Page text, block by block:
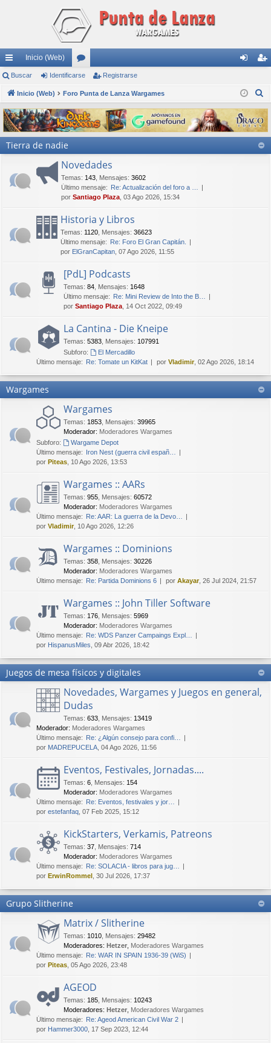
nl
ac
es
rá
pi
Inicio (Web)
or
os nti
fic
ar
ist
ra
rs
e
Buscar Identificarse Registrarse
Inicio (Web) Foro Punta de Lanza Wargames
s
c
Tierra de nadie
Novedades
Temas: 143 Mensajes: 3602
Último mensaje: Re: Actualización del foro a …
por Santiago Plaza , 03 Ago 2026, 15:34
Historia y Libros
Temas: 1120 Mensajes: 36623
Último mensaje: Re: Foro El Gran Capitán.
por ElGranCapitan , 07 Ago 2026, 11:55
[PdL] Podcasts
Temas: 84 Mensajes: 1648
Último mensaje: Re: Mini Review de Into the B…
por Santiago Plaza , 14 Oct 2022, 09:49
La Cantina - Die Kneipe
Temas: 5383 Mensajes: 107991
Subforo:
El Mercadillo
Último mensaje: Re: Tomate un KitKat por Vladimir, 02 Ago 2026, 18:14
Wargames
Wargames
Temas: 1853 Mensajes: 39965
Moderador: Moderadores Wargames
Subforo:
Wargame Depot
Último mensaje: Iron Nest (guerra civil españ…
por Piteas , 10 Ago 2026, 13:53
Wargames :: AARs
Temas: 955 Mensajes: 60572
Moderador: Moderadores Wargames
Último mensaje: Re: AAR: La guerra de la Devo…
por Vladimir, 10 Ago 2026, 12:26
Wargames :: Dominions
Temas: 358 Mensajes: 30226
Moderador: Moderadores Wargames
Último mensaje: Re: Partida Dominions 6 por Akayar, 26 Jul 2024, 21:57
Wargames :: John Tiller Software
Temas: 176 Mensajes: 5969
Moderador: Moderadores Wargames
Último mensaje: Re: WDS Panzer Campaings Expl…
por HispanusMiles , 09 Abr 2026, 18:42
Juegos de mesa físicos y digitales
Novedades, Wargames y Juegos en general,
Dudas
Temas: 633 Mensajes: 13419
Moderador: Moderadores Wargames
Último mensaje: Re: ¿Algún consejo para confi…
por MADREPUCELA , 04 Ago 2026, 11:56
Eventos, Festivales, Jornadas....
Temas: 6 Mensajes: 154
Moderador: Moderadores Wargames
Último mensaje: Re: Eventos, festivales y jor…
por estefanfaq , 07 Feb 2025, 15:12
KickStarters, Verkamis, Patreons
Temas: 37 Mensajes: 714
Moderador: Moderadores Wargames
Último mensaje: Re: SOLACIA - libros para jug…
por ErwinRommel , 30 Jul 2026, 17:37
Grupo Slitherine
Matrix / Slitherine
Temas: 1010 Mensajes: 29482
Moderadores: Hetzer Moderadores Wargames
Último mensaje: Re: WAR IN SPAIN 1936-39 (WiS)
por Piteas , 05 Ago 2026, 23:48
AGEOD
Temas: 185 Mensajes: 10243
Moderadores: Hetzer Moderadores Wargames
Último mensaje: Re: Ageod American Civil War 2
por Hammer3000 , 17 Sep 2023, 12:44